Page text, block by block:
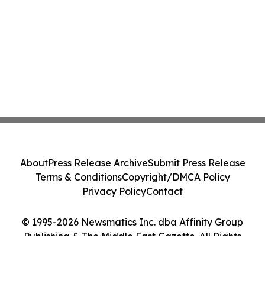
© 1995-2026 Newsmatics Inc. dba Affinity Group
Publishing & The Middle East Gazette. All Rights
AboutPress Release ArchiveSubmit Press Release
Terms & ConditionsCopyright/DMCA Policy
Privacy PolicyContact